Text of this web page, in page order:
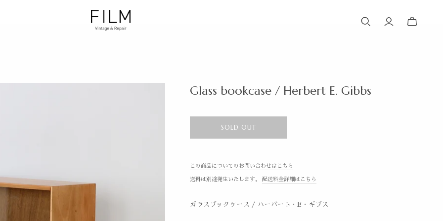
Glass bookcase / Herbert E. Gibbs
SOLD OUT
この商品についてのお問い合わせはこちら
送料は別途発生いたします。 配送料金詳細はこちら
ガラスブックケース / ハーバート・E・ギブス